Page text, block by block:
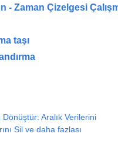
Çizelgesi
taşı
Aralık Verilerini
Sil ve daha fazlası